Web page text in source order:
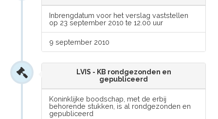
Inbrengdatum voor het verslag vaststellen
op 23 september 2010 te 12.00 uur
9 september 2010
LVIS - KB rondgezonden en
gepubliceerd
Koninklijke boodschap, met de erbij
behorende stukken, is al rondgezonden en
gepubliceerd